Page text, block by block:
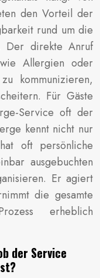
den Vorteil der
rund um die
Der direkte Anruf
Allergien oder
kommunizieren,
Für Gäste
Service oft der
kennt nicht nur
oft persönliche
ausgebuchten
Er agiert
die gesamte
erheblich
der Service